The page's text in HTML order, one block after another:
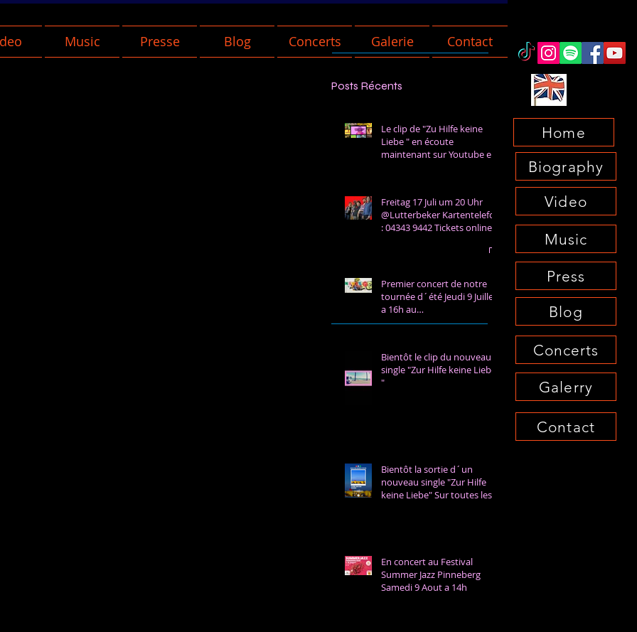
Posts Récents
Le clip de "Zu Hilfe keine
Liebe " en écoute
maintenant sur Youtube et
Freitag 17 Juli um 20 Uhr
@Lutterbeker Kartentelefon
: 04343 9442 Tickets online:
Premier concert de notre
tournée d´été Jeudi 9 Juillet
a 16h au
Landesgartenschau Neuss!
Bientôt le clip du nouveau
single "Zur Hilfe keine Liebe
"
Bientôt la sortie d´un
nouveau single "Zur Hilfe
keine Liebe" Sur toutes les
of March !
En concert au Festival
Summer Jazz Pinneberg
Samedi 9 Aout a 14h
Music Presse Blog Concerts Galerie Contact
Home
Biography
Video
Music
Press
Blog
Galerry
Concerts
Contact